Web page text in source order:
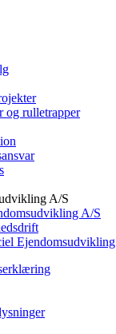
og rulletrapper
A/S
A/S
Ejendomsudvikling